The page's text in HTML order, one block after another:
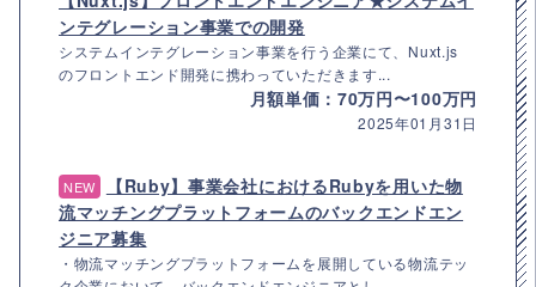
ンテグレーション事業での開発
システムインテグレーション事業を行う企業にて、Nuxt.js
のフロントエンド開発に携わっていただきます...
月額単価：70万円〜100万円
2025年01月31日
NEW
【Ruby】事業会社におけるRubyを用いた物
流マッチングプラットフォームのバックエンドエン
ジニア募集
・物流マッチングプラットフォームを展開している物流テッ